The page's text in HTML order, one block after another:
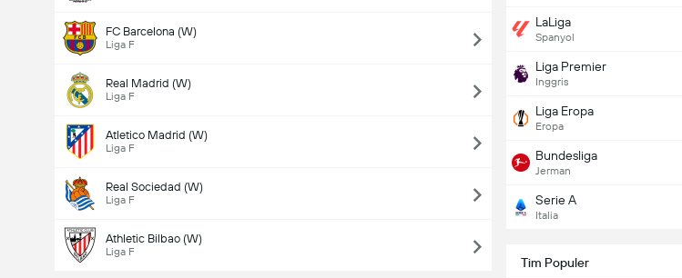
FC Barcelona (W)
Liga F
Real Madrid (W)
Liga F
Atletico Madrid (W)
Liga F
Real Sociedad (W)
Liga F
Athletic Bilbao (W)
Liga F
LaLiga
Spanyol
Liga Premier
Inggris
Liga Eropa
Eropa
Bundesliga
Jerman
Serie A
Italia
Tim Populer